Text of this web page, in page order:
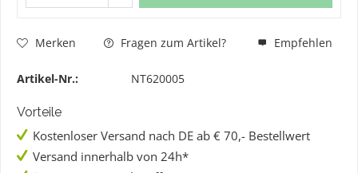
Merken Fragen zum Artikel? Empfehlen
Artikel-Nr.: NT620005
Vorteile
Kostenloser Versand nach DE ab € 70,- Bestellwert
Versand innerhalb von 24h*